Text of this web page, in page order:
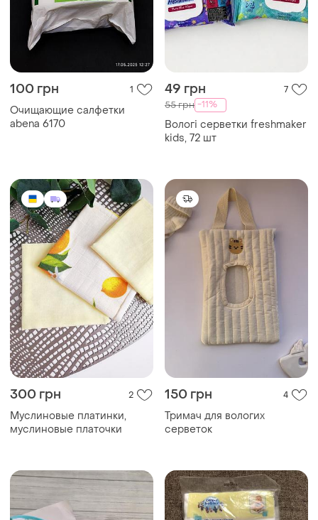
100 грн 1
Очищающие салфетки
abena 6170
49 грн 7
55 грн -11%
Вологі серветки freshmaker
kids, 72 шт
300 грн 2
Муслиновые платинки,
муслиновые платочки
150 грн 4
Тримач для вологих
серветок